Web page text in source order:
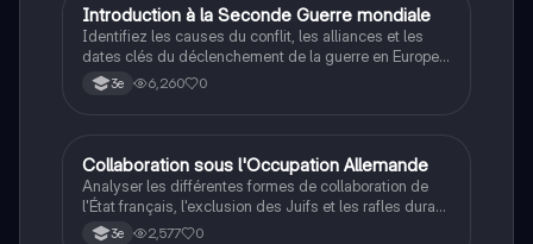
IHistoire
Introduction à la Seconde Guerre mondiale
Identifiez les causes du conflit, les alliances et les
dates clés du déclenchement de la guerre en Europe
et dans le Pacifique.
3e 6,260 0
CHistoire
Collaboration sous l'Occupation Allemande
Analyser les différentes formes de collaboration de
l'État français, l'exclusion des Juifs et les rafles durant
la Seconde Guerre mondiale.
3e 2,577 0